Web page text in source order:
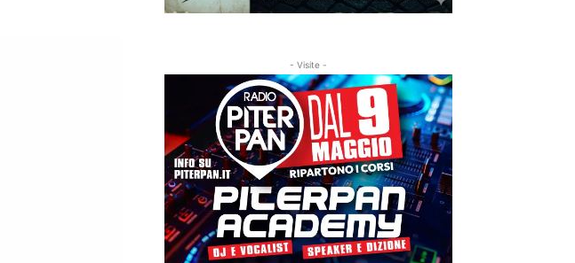
- Visite -